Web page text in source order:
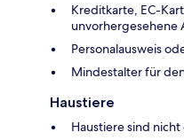
Kreditkarte, EC-
unvorhergesehene
Personalausweis
Mindestalter für
Haustiere
Haustiere sind